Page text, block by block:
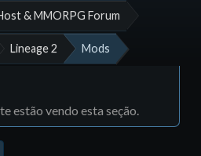
& MMORPG Forum
Lineage 2 Mods
estão vendo esta seção.